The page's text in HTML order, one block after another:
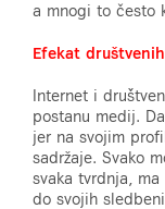
a mnogi to često
Efekat
Internet i
postanu medij.
jer na svojim
sadržaje. Svako
svaka tvrdnja,
do svojih